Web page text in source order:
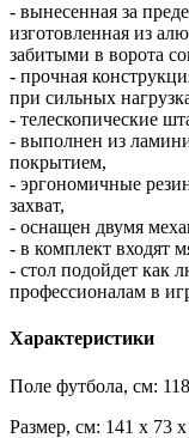
- вынесенная за
изготовленная из
забитыми в ворота
- прочная
при сильных
- телескопические
- выполнен из
покрытием,
- эргономичные
захват,
- оснащен двумя
- в комплект входят
- стол подойдет как
профессионалам в
Характеристики
Поле футбола, см:
Размер, см: 141 x 73 x